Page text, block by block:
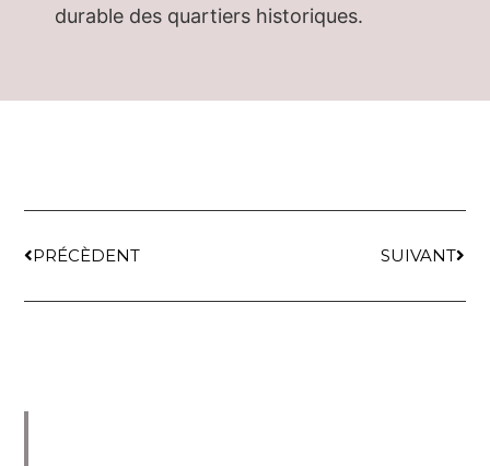
durable des quartiers historiques.
PRÉCÈDENT SUIVANT